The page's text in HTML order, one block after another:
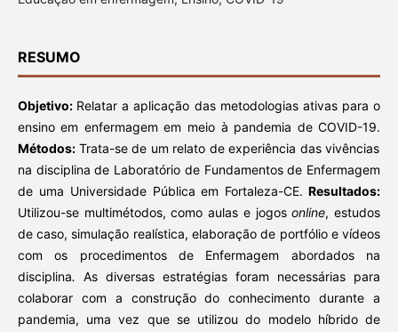
RESUMO
Objetivo: Relatar a aplicação das metodologias ativas para o
ensino em enfermagem em meio à pandemia de COVID-19.
Métodos: Trata-se de um relato de experiência das vivências
na disciplina de Laboratório de Fundamentos de Enfermagem
de uma Universidade Pública em Fortaleza-CE. Resultados:
Utilizou-se multimétodos, como aulas e jogosonline, estudos
de caso, simulação realística, elaboração de portfólio e vídeos
com os procedimentos de Enfermagem abordados na
disciplina.
As diversas estratégias foram necessárias para
colaborar com a construção do conhecimento durante a
pandemia, uma vez que se utilizou do modelo híbrido de